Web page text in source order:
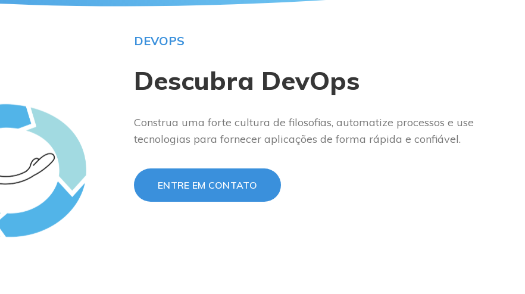
DEVOPS
Descubra DevOps
Construa uma forte cultura de filosofias, automatize processos e use
tecnologias para fornecer aplicações de forma rápida e confiável.
ENTRE EM CONTATO